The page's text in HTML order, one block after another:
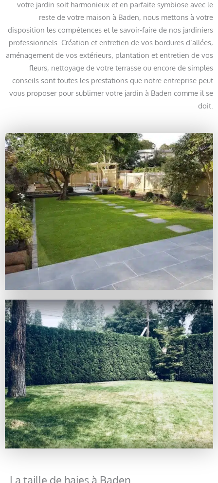
votre jardin soit harmonieux et en parfaite symbiose avec le
reste de votre maison à Baden, nous mettons à votre
disposition les compétences et le savoir-faire de nos jardiniers
professionnels. Création et entretien de vos bordures d’allées,
aménagement de vos extérieurs, plantation et entretien de vos
fleurs, nettoyage de votre terrasse ou encore de simples
conseils sont toutes les prestations que notre entreprise peut
vous proposer pour sublimer votre jardin à Baden comme il se
doit.
La taille de haies à Baden